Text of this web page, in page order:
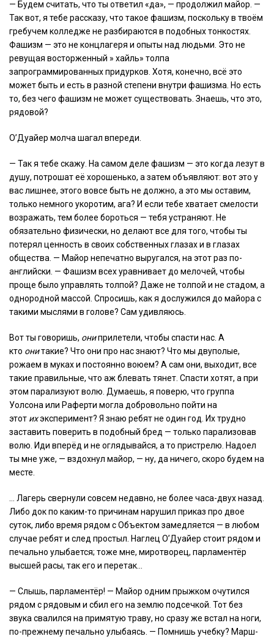
— Будем считать, что ты ответил «да», — продолжил майор. —
Так вот, я тебе рассказу, что такое фашизм, поскольку в твоём
гребучем колледже не разбираются в подобных тонкостях.
Фашизм — это не концлагеря и опыты над людьми. Это не
ревущая восторженный » хайль» толпа
запрограммированных придурков. Хотя, конечно, всё это
может быть и есть в разной степени внутри фашизма. Но есть
то, без чего фашизм не может существовать. Знаешь, что это,
рядовой?
О’Дуайер молча шагал впереди.
— Так я тебе скажу. На самом деле фашизм — это когда лезут в
душу, потрошат её хорошенько, а затем объявляют: вот это у
вас лишнее, этого вовсе быть не должно, а это мы оставим,
только немного укоротим, ага? И если тебе хватает смелости
возражать, тем более бороться — тебя устраняют. Не
обязательно физически, но делают все для того, чтобы ты
потерял ценность в своих собственных глазах и в глазах
общества. — Майор непечатно выругался, на этот раз по-
английски. — Фашизм всех уравнивает до мелочей, чтобы
проще было управлять толпой? Даже не толпой и не стадом, а
однородной массой. Спросишь, как я дослужился до майора с
такими мыслями в голове? Сам удивляюсь.
Вот ты говоришь, ониприлетели, чтобы спасти нас. А
кто онитакие? Что они про нас знают? Что мы двуполые,
рожаем в муках и постоянно воюем? А сам они, выходит, все
такие правильные, что аж блевать тянет. Спасти хотят, а при
этом парализуют волю. Думаешь, я поверю, что группа
Уолсона или Раферти могла добровольно пойти на
этот ихэксперимент? Я знаю ребят не один год. Их трудно
заставить поверить в подобный бред — только парализовав
волю. Иди вперёд и не оглядывайся, а то пристрелю. Надоел
ты мне уже, — вздохнул майор, — ну, да ничего, скоро будем на
месте.
… Лагерь свернули совсем недавно, не более часа-двух назад.
Либо док по каким-то причинам нарушил приказ про двое
суток, либо время рядом с Объектом замедляется — в любом
случае ребят и след простыл. Наглец О’Дуайер стоит рядом и
печально улыбается; тоже мне, миротворец, парламентёр
высшей расы, так его и перетак…
— Слышь, парламентёр! — Майор одним прыжком очутился
рядом с рядовым и сбил его на землю подсечкой. Тот без
звука свалился на примятую траву, но сразу же встал на ноги,
по-прежнему печально улыбаясь. — Помнишь учебку? Марш-